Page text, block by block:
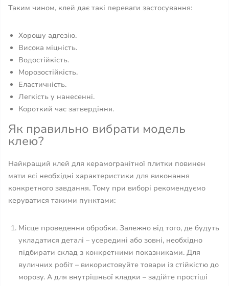
Таким чином, клей дає такі переваги застосування:
Хорошу адгезію.
Висока міцність.
Водостійкість.
Морозостійкість.
Еластичність.
Легкість у нанесенні.
Короткий час затвердіння.
Як правильно вибрати модель
клею?
Найкращий клей для керамогранітної плитки повинен
мати всі необхідні характеристики для виконання
конкретного завдання. Тому при виборі рекомендуємо
керуватися такими пунктами:
Місце проведення обробки. Залежно від того, де будуть
укладатися деталі – усередині або зовні, необхідно
підбирати склад з конкретними показниками. Для
вуличних робіт – використовуйте товари із стійкістю до
морозу. А для внутрішньої кладки – задійте простіші